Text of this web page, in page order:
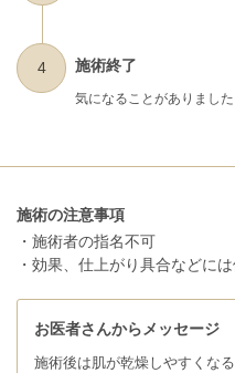
4 施術終了
気になることがありました
施術の注意事項
・施術者の指名不可
・効果、仕上がり具合などに
お医者さんからメッセージ
施術後は肌が乾燥しやすくな